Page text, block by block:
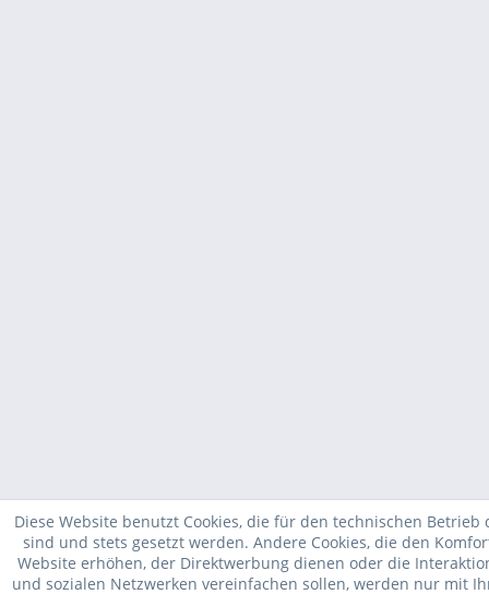
Diese Website benutzt Cookies, die für den technischen
sind und stets gesetzt werden. Andere Cookies, die den
Website erhöhen, der Direktwerbung dienen oder die
und sozialen Netzwerken vereinfachen sollen, werden nur mit